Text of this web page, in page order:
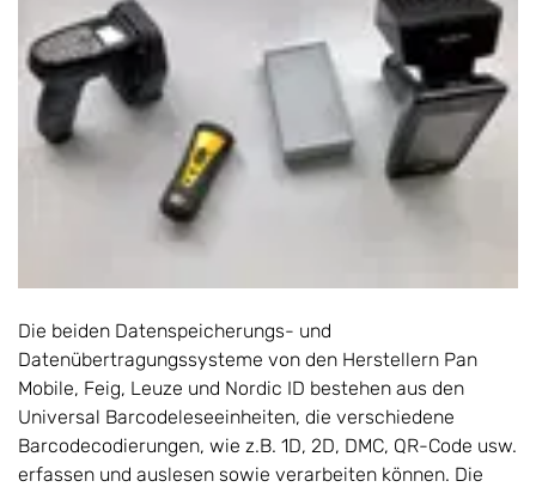
Die beiden Datenspeicherungs- und
Datenübertragungssysteme von den Herstellern Pan
Mobile, Feig, Leuze und Nordic ID bestehen aus den
Universal Barcodeleseeinheiten, die verschiedene
Barcodecodierungen, wie z.B. 1D, 2D, DMC, QR-Code usw.
erfassen und auslesen sowie verarbeiten können. Die